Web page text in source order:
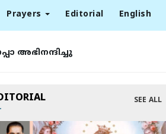
Prayers Editorial English
അഭിനന്ദിച്ചു
SEE ALL